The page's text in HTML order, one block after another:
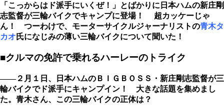
「こっからはド派手にいくぜ！」とばかりに日本ハムの新庄剛
志監督が三輪バイクでキャンプに登場！ 超カッケーじゃ
ん！ つーわけで、モーターサイクルジャーナリストの青木タ
カオ 氏になじみの薄い三輪バイクについて聞いた！
■クルマの免許で乗れるハーレーのトライク
――２月１日、日本ハムのＢＩＧＢＯＳＳ・新庄剛志監督が三
輪バイクでド派手にキャンプイン！ 大きな話題を集めまし
た。青木さん、この三輪バイクの正体は？